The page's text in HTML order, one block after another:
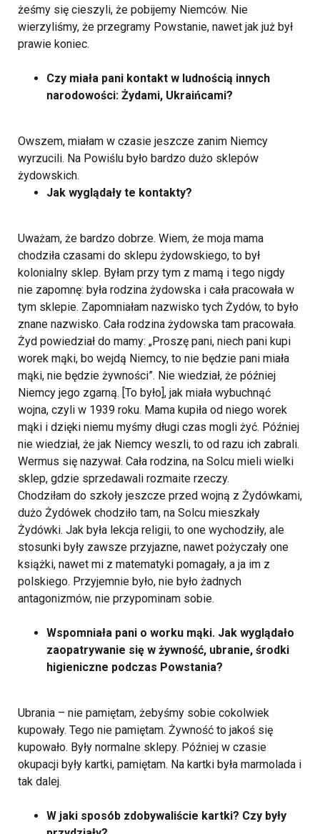
żeśmy się cieszyli, że pobijemy Niemców. Nie
wierzyliśmy, że przegramy Powstanie, nawet jak już był
prawie koniec.
Czy miała pani kontakt w ludnością innych
narodowości: Żydami, Ukraińcami?
Owszem, miałam w czasie jeszcze zanim Niemcy
wyrzucili. Na Powiślu było bardzo dużo sklepów
żydowskich.
Jak wyglądały te kontakty?
Uważam, że bardzo dobrze. Wiem, że moja mama
chodziła czasami do sklepu żydowskiego, to był
kolonialny sklep. Byłam przy tym z mamą i tego nigdy
nie zapomnę: była rodzina żydowska i cała pracowała w
tym sklepie. Zapomniałam nazwisko tych Żydów, to było
znane nazwisko. Cała rodzina żydowska tam pracowała.
Żyd powiedział do mamy: „Proszę pani, niech pani kupi
worek mąki, bo wejdą Niemcy, to nie będzie pani miała
mąki, nie będzie żywności”. Nie wiedział, że później
Niemcy jego zgarną. [To było], jak miała wybuchnąć
wojna, czyli w 1939 roku. Mama kupiła od niego worek
mąki i dzięki niemu myśmy długi czas mogli żyć. Później
nie wiedział, że jak Niemcy weszli, to od razu ich zabrali.
Wermus się nazywał. Cała rodzina, na Solcu mieli wielki
sklep, gdzie sprzedawali rozmaite rzeczy.
Chodziłam do szkoły jeszcze przed wojną z Żydówkami,
dużo Żydówek chodziło tam, na Solcu mieszkały
Żydówki. Jak była lekcja religii, to one wychodziły, ale
stosunki były zawsze przyjazne, nawet pożyczały one
książki, nawet mi z matematyki pomagały, a ja im z
polskiego. Przyjemnie było, nie było żadnych
antagonizmów, nie przypominam sobie.
Wspomniała pani o worku mąki. Jak wyglądało
zaopatrywanie się w żywność, ubranie, środki
higieniczne podczas Powstania?
Ubrania – nie pamiętam, żebyśmy sobie cokolwiek
kupowały. Tego nie pamiętam. Żywność to jakoś się
kupowało. Były normalne sklepy. Później w czasie
okupacji były kartki, pamiętam. Na kartki była marmolada i
tak dalej.
W jaki sposób zdobywaliście kartki? Czy były